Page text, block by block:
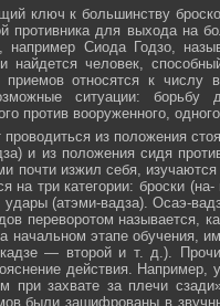
ключ к большинству
противника для выхода на
например Сиода Годзо,
найдется человек,
приемов относятся к
ситуации: борьбу
против вооруженного,
из положения
и из положения сидя
почти изжил себя,
на три категории: броски
удары (атэми-вадза). Осаэ-
переворотом
начальном этапе обучения,
— второй и т. д.).
действия. Например,
при захвате за плечи
были зашифрованы в